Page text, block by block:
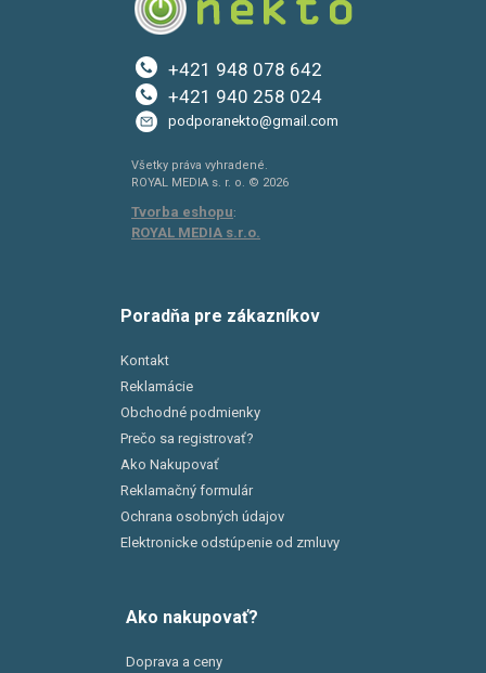
+421 948 078 642
+421 940 258 024
podporanekto@gmail.com
Všetky práva vyhradené.
ROYAL MEDIA s. r. o. © 2026
Tvorba eshopu:
ROYAL MEDIA s.r.o.
Poradňa pre zákazníkov
Kontakt
Reklamácie
Obchodné podmienky
Prečo sa registrovať?
Ako Nakupovať
Reklamačný formulár
Ochrana osobných údajov
Elektronicke odstúpenie od zmluvy
Ako nakupovať?
Doprava a ceny